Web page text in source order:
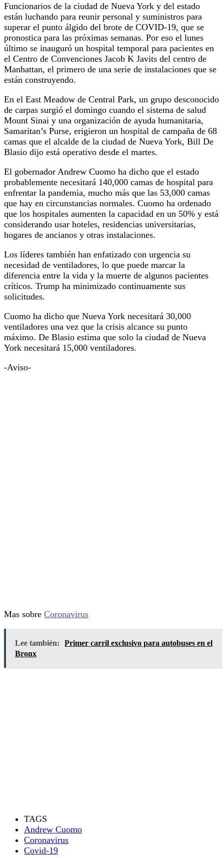
Funcionarios de la ciudad de Nueva York y del estado
están luchando para reunir personal y suministros para
superar el punto álgido del brote de COVID-19, que se
pronostica para las próximas semanas. Por eso el lunes
último se inauguró un hospital temporal para pacientes en
el Centro de Convenciones Jacob K Javits del centro de
Manhattan, el primero de una serie de instalaciones que se
están construyendo.
En el East Meadow de Central Park, un grupo desconocido
de carpas surgió el domingo cuando el sistema de salud
Mount Sinai y una organización de ayuda humanitaria,
Samaritan’s Purse, erigieron un hospital de campaña de 68
camas que el alcalde de la ciudad de Nueva York, Bill De
Blasio dijo está operativo desde el martes.
El gobernador Andrew Cuomo ha dicho que el estado
probablemente necesitará 140,000 camas de hospital para
enfrentar la pandemia, mucho más que las 53,000 camas
que hay en circunstancias normales. Cuomo ha ordenado
que los hospitales aumenten la capacidad en un 50% y está
considerando usar hoteles, residencias universitarias,
hogares de ancianos y otras instalaciones.
Los líderes también han enfatizado con urgencia su
necesidad de ventiladores, lo que puede marcar la
diferencia entre la vida y la muerte de algunos pacientes
críticos. Trump ha minimizado continuamente sus
solicitudes.
Cuomo ha dicho que Nueva York necesitará 30,000
ventiladores una vez que la crisis alcance su punto
máximo. De Blasio estima que solo la ciudad de Nueva
York necesitará 15,000 ventiladores.
-Aviso-
Mas sobre Coronavirus
Lee también:
Primer carril exclusivo para autobuses en el
Bronx
TAGS
Andrew Cuomo
Coronavirus
Covid-19